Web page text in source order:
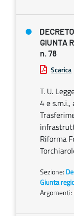
GIUNTA
n. 78
Scarica
T. U.
4 e
Riforma
Sezione:
Giunta
Argomenti: